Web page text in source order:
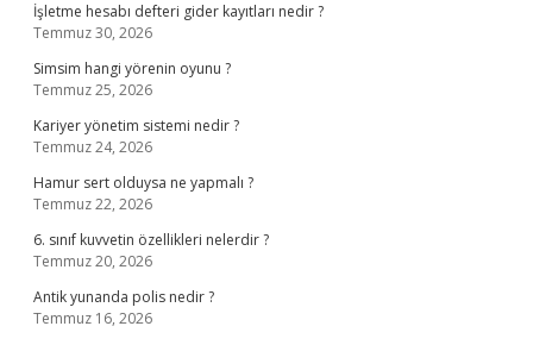
İşletme hesabı defteri gider kayıtları nedir ?
Temmuz 30, 2026
Simsim hangi yörenin oyunu ?
Temmuz 25, 2026
Kariyer yönetim sistemi nedir ?
Temmuz 24, 2026
Hamur sert olduysa ne yapmalı ?
Temmuz 22, 2026
6. sınıf kuvvetin özellikleri nelerdir ?
Temmuz 20, 2026
Antik yunanda polis nedir ?
Temmuz 16, 2026